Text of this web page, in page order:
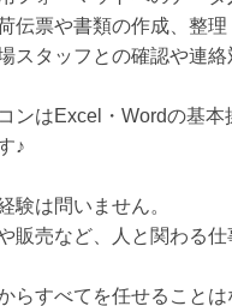
伝票や書類の作成、整理
スタッフとの確認や連
ンはExcel・Wordの基本
♪
験は問いません。
販売など、人と関わる
らすべてを任せること